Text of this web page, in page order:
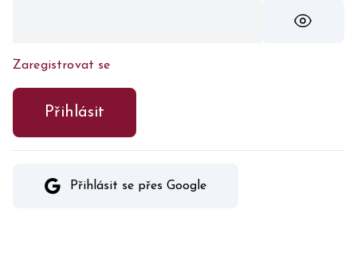
Zaregistrovat se
Přihlásit
Přihlásit se přes Google